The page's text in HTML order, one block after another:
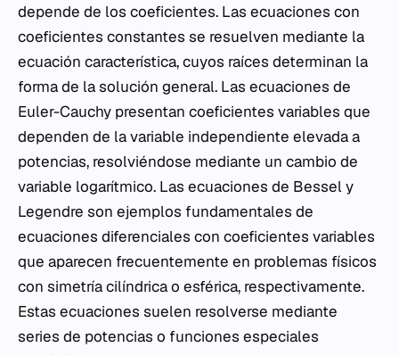
depende de los coeficientes. Las ecuaciones con
coeficientes constantes se resuelven mediante la
ecuación característica, cuyos raíces determinan la
forma de la solución general. Las ecuaciones de
Euler-Cauchy presentan coeficientes variables que
dependen de la variable independiente elevada a
potencias, resolviéndose mediante un cambio de
variable logarítmico. Las ecuaciones de Bessel y
Legendre son ejemplos fundamentales de
ecuaciones diferenciales con coeficientes variables
que aparecen frecuentemente en problemas físicos
con simetría cilíndrica o esférica, respectivamente.
Estas ecuaciones suelen resolverse mediante
series de potencias o funciones especiales